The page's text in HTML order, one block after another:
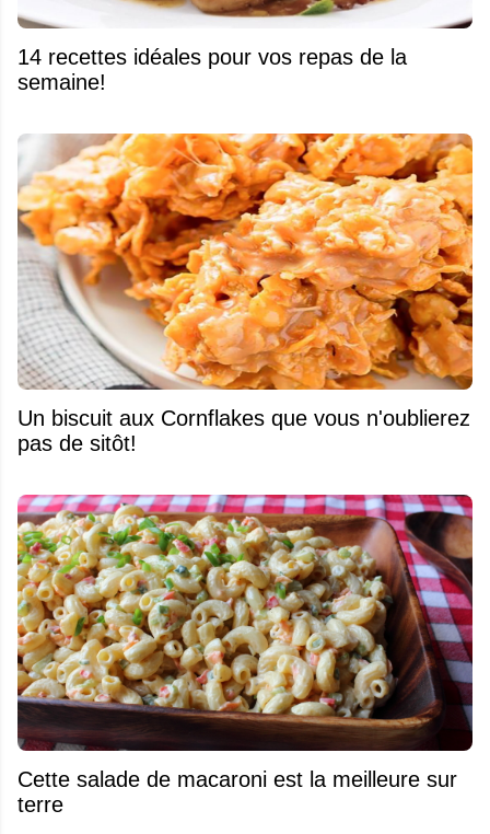
14 recettes idéales pour vos repas de la
semaine!
Un biscuit aux Cornflakes que vous n'oublierez
pas de sitôt!
Cette salade de macaroni est la meilleure sur
terre